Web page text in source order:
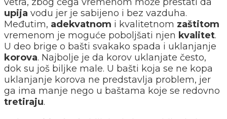
upija vodu jer je sabijeno i bez vazduha.
Međutim, adekvatnom i kvalitetnom zaštitom
vremenom je moguće poboljšati njen kvalitet.
U deo brige o bašti svakako spada i uklanjanje
korova. Najbolje je da korov uklanjate često,
dok su još biljke male. U bašti koja se ne kopa
uklanjanje korova ne predstavlja problem, jer
ga ima manje nego u baštama koje se redovno
tretiraju.